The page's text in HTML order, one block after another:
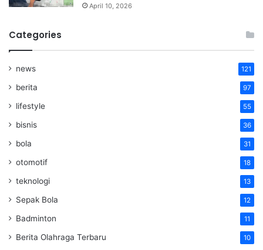
April 10, 2026
Categories
news 121
berita 97
lifestyle 55
bisnis 36
bola 31
otomotif 18
teknologi 13
Sepak Bola 12
Badminton 11
Berita Olahraga Terbaru 10